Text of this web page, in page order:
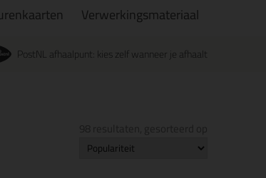
Verwerkingsmateriaal
PostNL afhaalpunt: kies zelf wanneer je afhaalt